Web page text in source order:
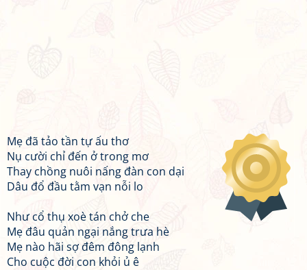
Mẹ đã tảo tần tự ấu thơ
Nụ cười chỉ đến ở trong mơ
Thay chồng nuôi nấng đàn con dại
Dâu đổ đầu tằm vạn nỗi lo
Như cổ thụ xoè tán chở che
Mẹ đâu quản ngại nắng trưa hè
Mẹ nào hãi sợ đêm đông lạnh
Cho cuộc đời con khỏi ủ ê